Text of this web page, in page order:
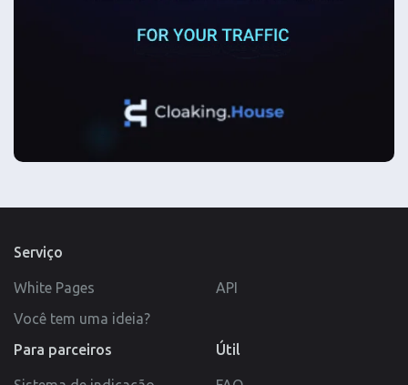
Serviço
White Pages
API
Você tem uma ideia?
Para parceiros
Útil